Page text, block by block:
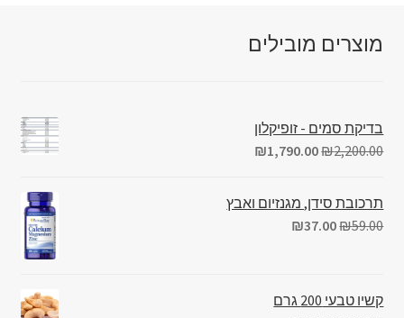
מוצרים מובילים
בדיקת סמים - זופיקלון
₪2,200.00
₪1,790.00
תרכובת סידן, מגנזיום ואבץ
₪59.00
₪37.00
קשיו טבעי 200 גרם